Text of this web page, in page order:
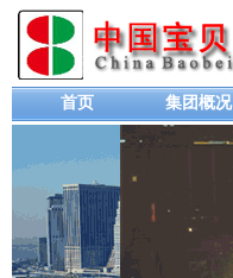
首页 集团概况